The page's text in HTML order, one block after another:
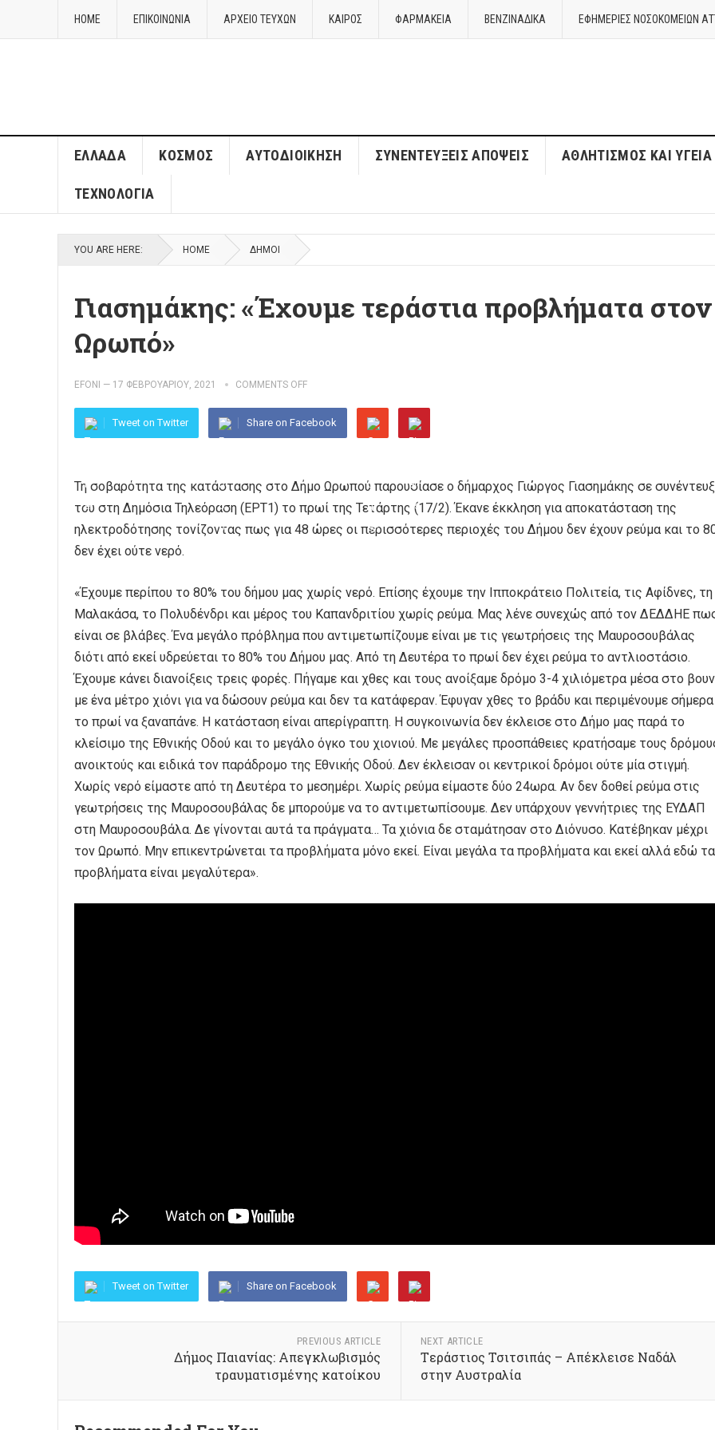
HOME ΕΠΙΚΟΙΝΩΝΙΑ ΑΡΧΕΙΟ ΤΕΥΧΩΝ ΚΑΙΡΌΣ ΦΑΡΜΑΚΕΙΑ ΒΕΝΖΙΝΑΔΙΚΑ ΕΦΗΜΕΡΙΕΣ ΝΟΣΟΚΟΜΕΙΩΝ
ΈΛΛΑΔΑ ΚΌΣΜΟΣ ΑΥΤΟΔΙΟΊΚΗΣΗ ΣΥΝΕΝΤΕΎΞΕΙΣ ΑΠΌΨΕΙΣ ΑΘΛΗΤΙΣΜΌΣ ΚΑΙ ΥΓΕΊΑ
ΤΕΧΝΟΛΟΓΊΑ
YOU ARE HERE: HOME ΔΉΜΟΙ
Γιασημάκης: «Έχουμε τεράστια προβλήματα στον
Ωρωπό»
EFONI — 17 ΦΕΒΡΟΥΑΡΊΟΥ, 2021 COMMENTS OFF
Tweet on Twitter Share on Facebook
Τη σοβαρότητα της κατάστασης στο Δήμο Ωρωπού παρουσίασε ο δήμαρχος Γιώργος Γιασημάκης σε
του στη Δημόσια Τηλεόραση (ΕΡΤ1) το πρωί της Τετάρτης (17/2). Έκανε έκκληση για αποκατάσταση της
ηλεκτροδότησης τονίζοντας πως για 48 ώρες οι περισσότερες περιοχές του Δήμου δεν έχουν ρεύμα και το
δεν έχει ούτε νερό.
«Έχουμε περίπου το 80% του δήμου μας χωρίς νερό. Επίσης έχουμε την Ιπποκράτειο Πολιτεία, τις Αφίδνες, τη
Μαλακάσα, το Πολυδένδρι και μέρος του Καπανδριτίου χωρίς ρεύμα. Μας λένε συνεχώς από τον ΔΕΔΔΗΕ
είναι σε βλάβες. Ένα μεγάλο πρόβλημα που αντιμετωπίζουμε είναι με τις γεωτρήσεις της Μαυροσουβάλας
διότι από εκεί υδρεύεται το 80% του Δήμου μας. Από τη Δευτέρα το πρωί δεν έχει ρεύμα το αντλιοστάσιο.
Έχουμε κάνει διανοίξεις τρεις φορές. Πήγαμε και χθες και τους ανοίξαμε δρόμο 3-4 χιλιόμετρα μέσα στο
με ένα μέτρο χιόνι για να δώσουν ρεύμα και δεν τα κατάφεραν. Έφυγαν χθες το βράδυ και περιμένουμε σήμερα
το πρωί να ξαναπάνε. Η κατάσταση είναι απερίγραπτη. Η συγκοινωνία δεν έκλεισε στο Δήμο μας παρά το
κλείσιμο της Εθνικής Οδού και το μεγάλο όγκο του χιονιού. Με μεγάλες προσπάθειες κρατήσαμε τους
ανοικτούς και ειδικά τον παράδρομο της Εθνικής Οδού. Δεν έκλεισαν οι κεντρικοί δρόμοι ούτε μία στιγμή.
Χωρίς νερό είμαστε από τη Δευτέρα το μεσημέρι. Χωρίς ρεύμα είμαστε δύο 24ωρα. Αν δεν δοθεί ρεύμα στις
γεωτρήσεις της Μαυροσουβάλας δε μπορούμε να το αντιμετωπίσουμε. Δεν υπάρχουν γεννήτριες της ΕΥΔΑΠ
στη Μαυροσουβάλα. Δε γίνονται αυτά τα πράγματα… Τα χιόνια δε σταμάτησαν στο Διόνυσο. Κατέβηκαν μέχρι
τον Ωρωπό. Μην επικεντρώνεται τα προβλήματα μόνο εκεί. Είναι μεγάλα τα προβλήματα και εκεί αλλά εδώ τα
προβλήματα είναι μεγαλύτερα».
Tweet on Twitter Share on Facebook
PREVIOUS ARTICLE
Δήμος Παιανίας: Απεγκλωβισμός
τραυματισμένης κατοίκου
NEXT ARTICLE
Tεράστιος Τσιτσιπάς – Απέκλεισε Ναδάλ
στην Αυστραλία